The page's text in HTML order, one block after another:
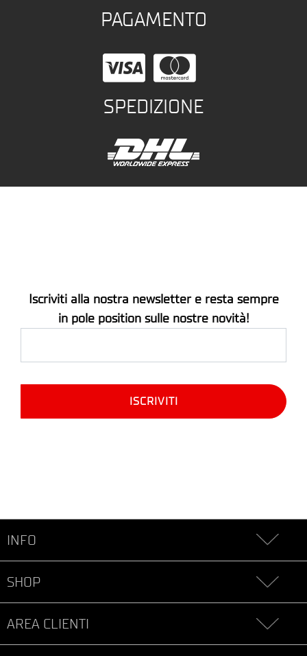
PAGAMENTO
SPEDIZIONE
Iscriviti alla nostra newsletter e resta sempre
in pole position sulle nostre novità!
INFO
SHOP
AREA CLIENTI